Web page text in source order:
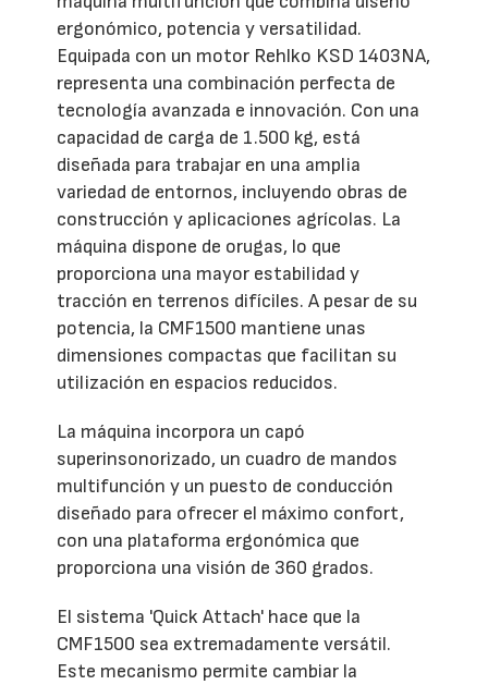
ergonómico, potencia y versatilidad.
Equipada con un motor Rehlko KSD 1403NA,
representa una combinación perfecta de
tecnología avanzada e innovación. Con una
capacidad de carga de 1.500 kg, está
diseñada para trabajar en una amplia
variedad de entornos, incluyendo obras de
construcción y aplicaciones agrícolas. La
máquina dispone de orugas, lo que
proporciona una mayor estabilidad y
tracción en terrenos difíciles. A pesar de su
potencia, la CMF1500 mantiene unas
dimensiones compactas que facilitan su
utilización en espacios reducidos.
La máquina incorpora un capó
superinsonorizado, un cuadro de mandos
multifunción y un puesto de conducción
diseñado para ofrecer el máximo confort,
con una plataforma ergonómica que
proporciona una visión de 360 grados.
El sistema 'Quick Attach' hace que la
CMF1500 sea extremadamente versátil.
Este mecanismo permite cambiar la